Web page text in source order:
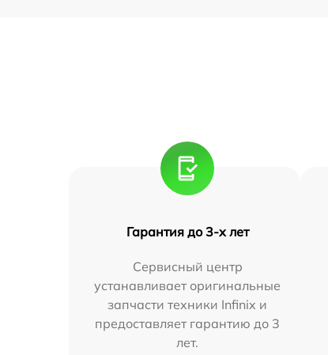
Гарантия до 3-х лет
Сервисный центр
устанавливает оригинальные
запчасти техники Infinix и
предоставляет гарантию до 3
лет.